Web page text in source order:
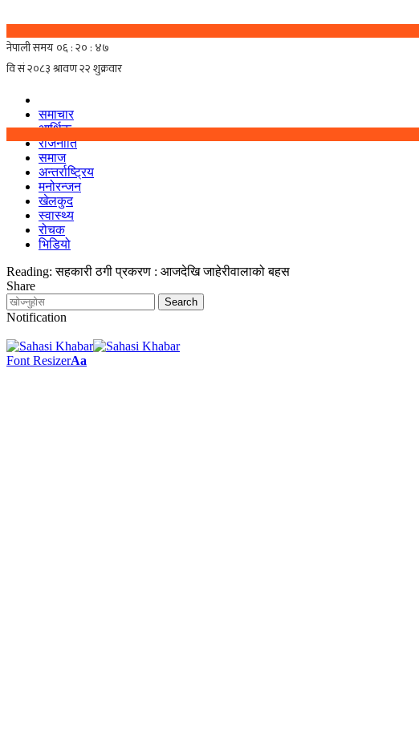
समाचार
आर्थिक
राजनीति
समाज
अन्तर्राष्ट्रिय
मनोरन्जन
खेलकुद
स्वास्थ्य
रोचक
भिडियो
Reading: सहकारी ठगी प्रकरण : आजदेखि जाहेरीवालाको बहस
Share
Notification
Font ResizerAa